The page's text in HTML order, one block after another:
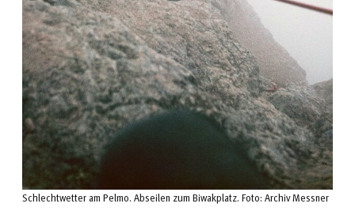
Schlechtwetter am Pelmo. Abseilen zum Biwakplatz. Foto: Archiv Messner